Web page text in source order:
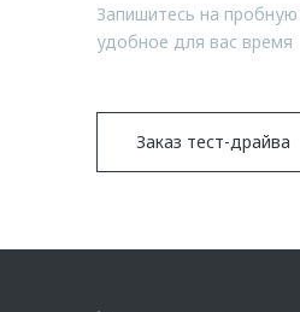
Запишитесь на
удобное для вас время
Заказ тест-драйва